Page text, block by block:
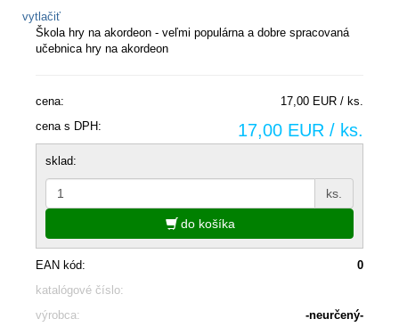
vytlačiť
Škola hry na akordeon - veľmi populárna a dobre spracovaná
učebnica hry na akordeon
cena:
17,00 EUR / ks.
cena s DPH:
17,00 EUR / ks.
sklad:
ks.
do košíka
EAN kód:
0
katalógové číslo:
výrobca:
-neurčený-